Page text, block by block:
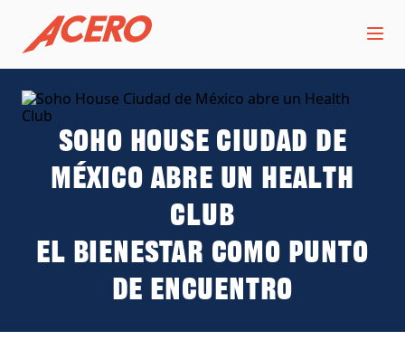
Soho House Ciudad de
México abre un Health
Club
El bienestar como punto
de encuentro